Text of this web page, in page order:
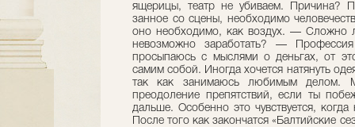
ящерицы, театр не­ убиваем. Причина?
занное со сцены, необходимо
оно необходимо, как воздух. — Сложно
не­возможно заработать? —
просыпаюсь с мыслями о деньгах, от
самим собой. Иногда хочется натя­нуть
так как за­нимаюсь любимым делом.
преодоление препят­ствий, если ты
дальше. Особенно это чувству­ется,
После того как закончат­ся «Балтийские